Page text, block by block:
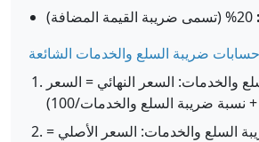
حسابات ضريبة السلع والخدمات الشائعة
والخدمات: السعر النهائي = السعر
السلع والخدمات: السعر الأصلي =